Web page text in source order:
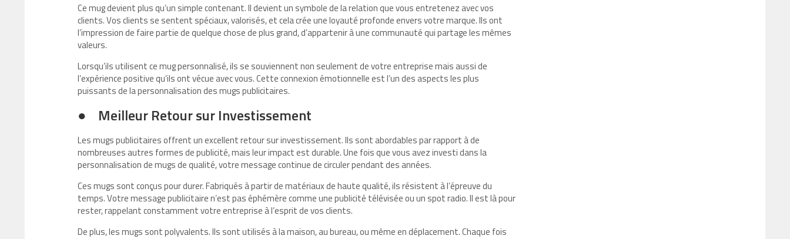
Ce mug devient plus qu’un simple contenant. Il devient un symbole de la relation que vous entretenez avec vos
clients. Vos clients se sentent spéciaux, valorisés, et cela crée une loyauté profonde envers votre marque. Ils ont
l’impression de faire partie de quelque chose de plus grand, d’appartenir à une communauté qui partage les mêmes
valeurs.
Lorsqu’ils utilisent ce mug personnalisé, ils se souviennent non seulement de votre entreprise mais aussi de
l’expérience positive qu’ils ont vécue avec vous. Cette connexion émotionnelle est l’un des aspects les plus
puissants de la personnalisation des mugs publicitaires.
● Meilleur Retour sur Investissement
Les mugs publicitaires offrent un excellent retour sur investissement. Ils sont abordables par rapport à de
nombreuses autres formes de publicité, mais leur impact est durable. Une fois que vous avez investi dans la
personnalisation de mugs de qualité, votre message continue de circuler pendant des années.
Ces mugs sont conçus pour durer. Fabriqués à partir de matériaux de haute qualité, ils résistent à l’épreuve du
temps. Votre message publicitaire n’est pas éphémère comme une publicité télévisée ou un spot radio. Il est là pour
rester, rappelant constamment votre entreprise à l’esprit de vos clients.
De plus, les mugs sont polyvalents. Ils sont utilisés à la maison, au bureau, ou même en déplacement. Chaque fois